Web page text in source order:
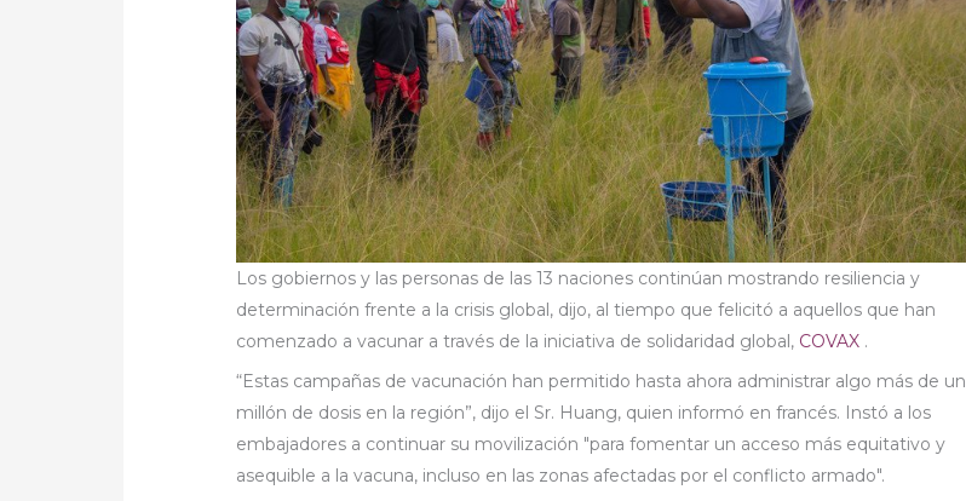
Los gobiernos y las personas de las 13 naciones continúan mostrando resiliencia y
determinación frente a la crisis global, dijo, al tiempo que felicitó a aquellos que han
comenzado a vacunar a través de la iniciativa de solidaridad global, COVAX .
“Estas campañas de vacunación han permitido hasta ahora administrar algo más de un
millón de dosis en la región”, dijo el Sr. Huang, quien informó en francés. Instó a los
embajadores a continuar su movilización "para fomentar un acceso más equitativo y
asequible a la vacuna, incluso en las zonas afectadas por el conflicto armado".